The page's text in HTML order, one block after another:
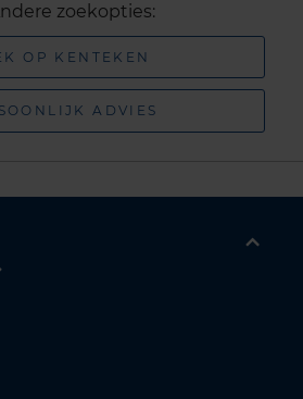
zoekopties:
OP KENTEKEN
ADVIES